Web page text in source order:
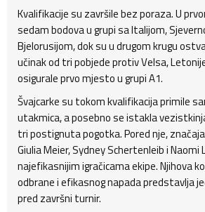
Kvalifikacije su završile bez poraza. U
sedam bodova u grupi sa Italijom,
Bjelorusijom, dok su u drugom krugu
učinak od tri pobjede protiv Velsa,
osigurale prvo mjesto u grupi A1.
Švajcarke su tokom kvalifikacija primile
utakmica, a posebno se istakla
tri postignuta pogotka. Pored nje,
Giulia Meier, Sydney Schertenleib i
najefikasnijim igračicama ekipe. Njihova
odbrane i efikasnog napada predstavlja
pred završni turnir.